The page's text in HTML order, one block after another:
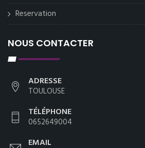
Reservation
NOUS CONTACTER
ADRESSE
TOULOUSE
TÉLÉPHONE
0652649004
EMAIL